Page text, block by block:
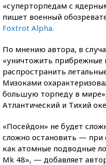
«суперторпедам с
пишет военный
Foxtrot Alpha.
По мнению автора, в
«уничтожить прибрежные
распространить
Мизоками
большую торпеду в
Атлантический и Тихий
«Посейдон» не будет
сложно остановить — при
как атомные подводные
Mk 48», — добавляет